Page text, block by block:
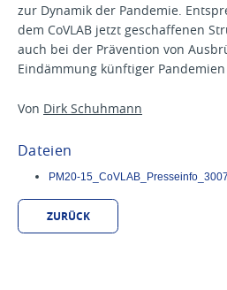
zur Dynamik der Pandemie.
dem CoVLAB jetzt geschaffenen
auch bei der Prävention von
Eindämmung künftiger
Von Dirk Schuhmann
Dateien
PM20-
ZURÜCK